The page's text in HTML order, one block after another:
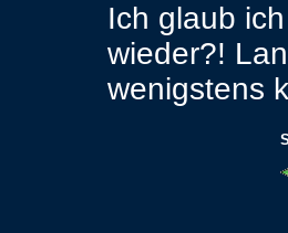
Ich glaub ich
wieder?!
wenigstens